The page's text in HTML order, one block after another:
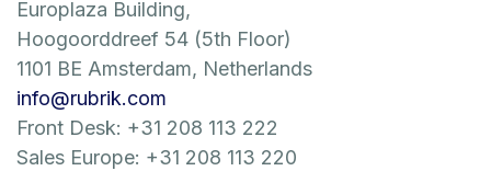
Europlaza Building,
Hoogoorddreef 54 (5th Floor)
1101 BE Amsterdam, Netherlands
info@rubrik.com
Front Desk: +31 208 113 222
Sales Europe: +31 208 113 220